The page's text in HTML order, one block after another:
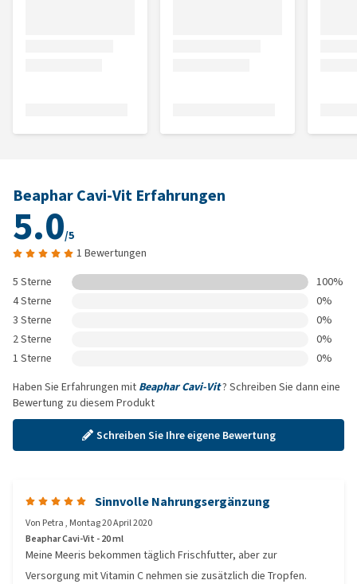
Beaphar Cavi-Vit Erfahrungen
5.0/5
1 Bewertungen
5 Sterne
100%
4 Sterne
0%
3 Sterne
0%
2 Sterne
0%
1 Sterne
0%
Haben Sie Erfahrungen mit Beaphar Cavi-Vit? Schreiben Sie dann eine
Bewertung zu diesem Produkt
Schreiben Sie Ihre eigene Bewertung
Sinnvolle Nahrungsergänzung
Von Petra, Montag 20 April 2020
Beaphar Cavi-Vit - 20 ml
Meine Meeris bekommen täglich Frischfutter, aber zur
Versorgung mit Vitamin C nehmen sie zusätzlich die Tropfen.